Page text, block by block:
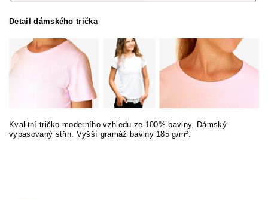
Detail dámského trička
Kvalitní tričko moderního vzhledu ze 100% bavlny. Dámský
vypasovaný střih. Vyšší gramáž bavlny 185 g/m².